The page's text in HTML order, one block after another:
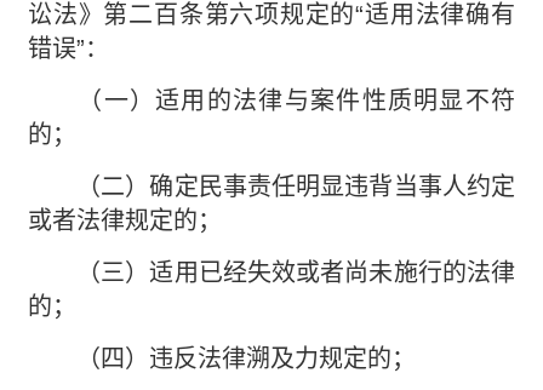
讼法》第二百条第六项规定的“适用法律确有
错误”：
（一）适用的法律与案件性质明显不符
的；
（二）确定民事责任明显违背当事人约定
或者法律规定的；
（三）适用已经失效或者尚未施行的法律
的；
（四）违反法律溯及力规定的；